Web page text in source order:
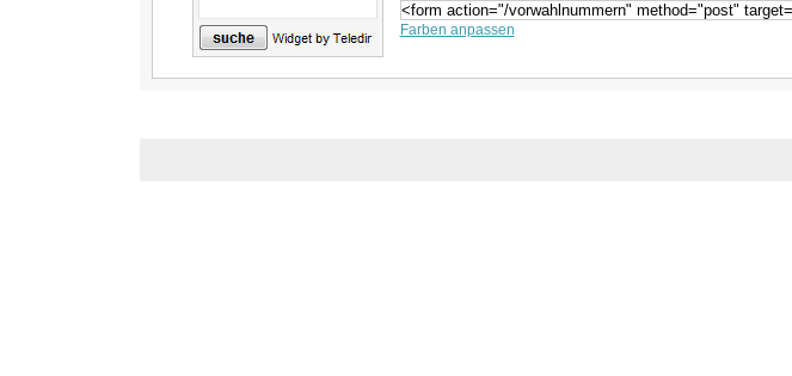
Farben anpassen